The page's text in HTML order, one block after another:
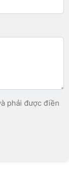
phải được điền